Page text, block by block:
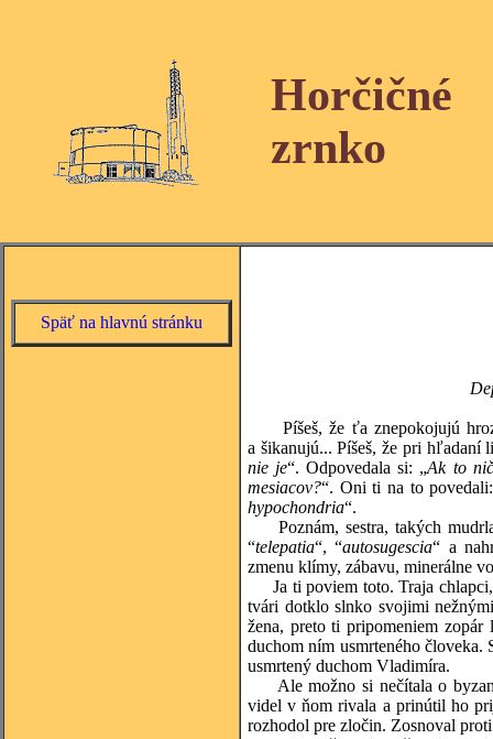
Horčičné
zrnko
Späť na hlavnú stránku
Píšeš, že ťa znepokojujú
a šikanujú... Píšeš, že pri hľadaní
nie je“. Odpovedala si: „Ak to
mesiacov?“. Oni ti na to
hypochondria“.
Poznám, sestra, takých
“telepatia“, “autosugescia“ a
zmenu klímy, zábavu, minerálne
Ja ti poviem toto. Traja chlapci,
tvári dotklo slnko svojimi
žena, preto ti pripomeniem
duchom ním usmrteného
usmrtený duchom Vladimíra.
Ale možno si nečítala o
videl v ňom rivala a prinútil ho
rozhodol pre zločin. Zosnoval